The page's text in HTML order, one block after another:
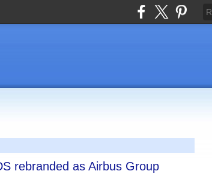
rebranded as Airbus Group